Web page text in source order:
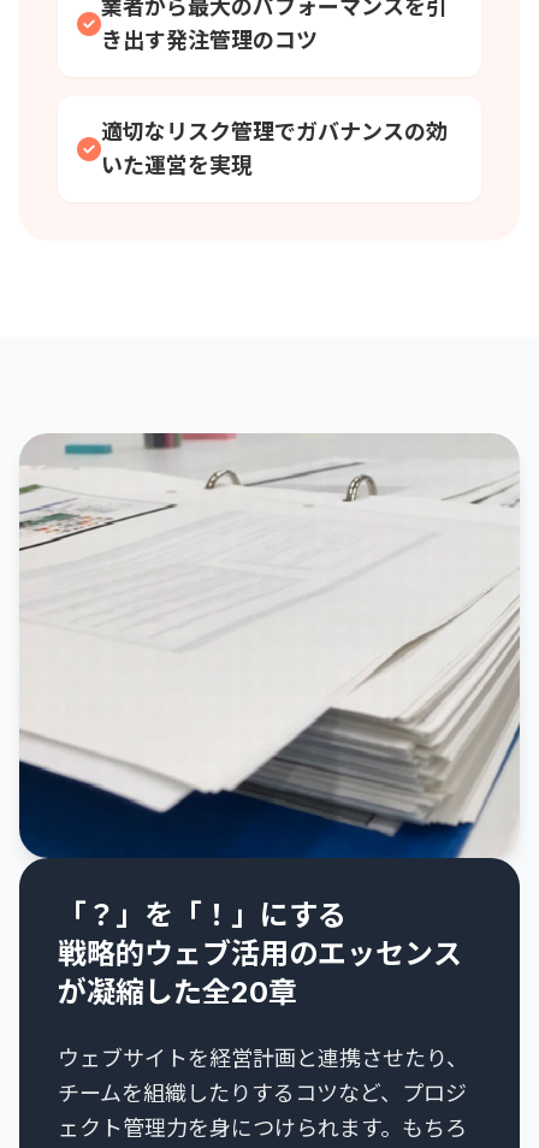
業者から最大のパフォーマンスを引
き出す発注管理のコツ
適切なリスク管理でガバナンスの効
いた運営を実現
「？」を「！」にする
戦略的ウェブ活用のエッセンス
が凝縮した全20章
ウェブサイトを経営計画と連携させたり、
チームを組織したりするコツなど、プロジ
ェクト管理力を身につけられます。もちろ